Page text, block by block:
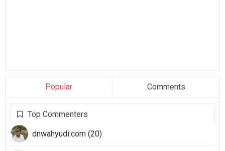
Popular Comments
Top Commenters
dnwahyudi.com (20)